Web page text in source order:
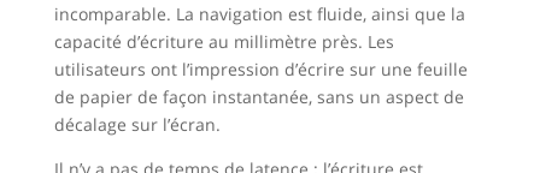
incomparable. La navigation est fluide, ainsi que la
capacité d’écriture au millimètre près. Les
utilisateurs ont l’impression d’écrire sur une feuille
de papier de façon instantanée, sans un aspect de
décalage sur l’écran.